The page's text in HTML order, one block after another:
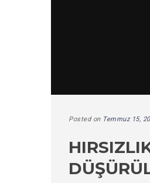
Posted on Temmuz 15,